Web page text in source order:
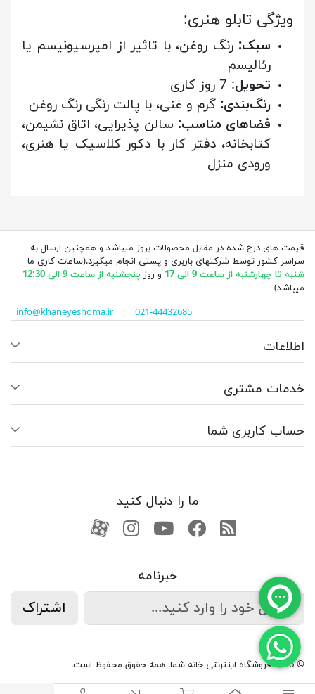
:ویژگی تابلو هنری
سبک: رنگ روغن، با تاثیر از امپرسیونیسم یا
رئالیسم
تحویل: 7 روز کاری
رنگ‌بندی: گرم و غنی، با پالت رنگی رنگ روغن
فضاهای مناسب: سالن پذیرایی، اتاق نشیمن،
کتابخانه، دفتر کار با دکور کلاسیک یا هنری،
ورودی منزل
قیمت های درج شده در مقابل محصولات بروز میباشد و همچنین ارسال به
سراسر کشور توسط شرکتهای باربری و پستی انجام میگیرد.(ساعات کاری ما
شنبه تا چهارشنبه از ساعت 9 الی 17
و روز پنجشنبه از ساعت 9 الی 12:30
میباشد)
info@khaneyeshoma.ir¦ 021-44432685
اطلاعات
خدمات مشتری
حساب کاربری شما
ما را دنبال کنید
RSSفیسبوکیوتیوبکانال آپارات
کانال آپارات
خبرنامه
اشتراک
© 2026 فروشگاه اینترنتی خانه شما. همه حقوق محفوظ است.